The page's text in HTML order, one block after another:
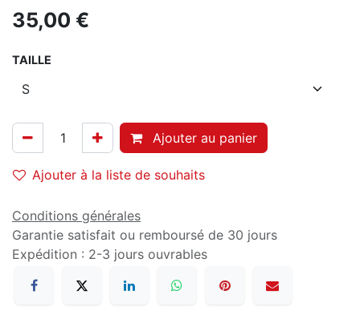
35,00 €
TAILLE
Ajouter au panier
Ajouter à la liste de souhaits
Conditions générales
Garantie satisfait ou remboursé de 30 jours
Expédition : 2-3 jours ouvrables